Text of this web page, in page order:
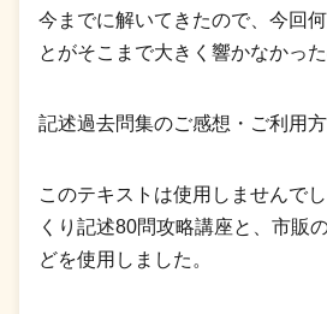
今までに解いてきたので、今回
とがそこまで大きく響かなかっ
記述過去問集のご感想・ご利用
このテキストは使用しませんで
くり記述80問攻略講座と、市販
どを使用しました。